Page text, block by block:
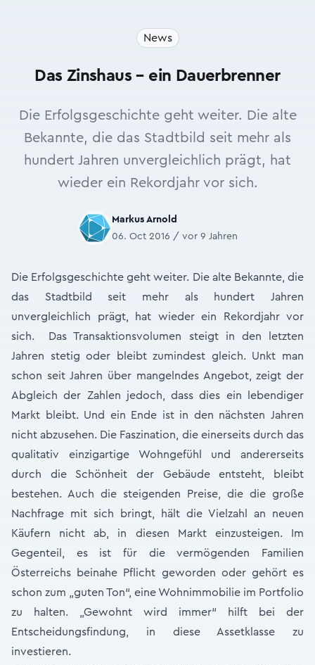
News
Das Zinshaus – ein Dauerbrenner
Die Erfolgsgeschichte geht weiter. Die alte
Bekannte, die das Stadtbild seit mehr als
hundert Jahren unvergleichlich prägt, hat
wieder ein Rekordjahr vor sich.
Markus Arnold
06. Oct 2016 / vor 9 Jahren
Die Erfolgsgeschichte geht weiter. Die alte Bekannte, die
das Stadtbild seit mehr als hundert Jahren
unvergleichlich prägt, hat wieder ein Rekordjahr vor
sich. Das Transaktionsvolumen steigt in den letzten
Jahren stetig oder bleibt zumindest gleich. Unkt man
schon seit Jahren über mangelndes Angebot, zeigt der
Abgleich der Zahlen jedoch, dass dies ein lebendiger
Markt bleibt. Und ein Ende ist in den nächsten Jahren
nicht abzusehen. Die Faszination, die einerseits durch das
qualitativ einzigartige Wohngefühl und andererseits
durch die Schönheit der Gebäude entsteht, bleibt
bestehen. Auch die steigenden Preise, die die große
Nachfrage mit sich bringt, hält die Vielzahl an neuen
Käufern nicht ab, in diesen Markt einzusteigen. Im
Gegenteil, es ist für die vermögenden Familien
Österreichs beinahe Pflicht geworden oder gehört es
schon zum „guten Ton“, eine Wohnimmobilie im Portfolio
zu halten. „Gewohnt wird immer“ hilft bei der
Entscheidungsfindung, in diese Assetklasse zu
investieren.